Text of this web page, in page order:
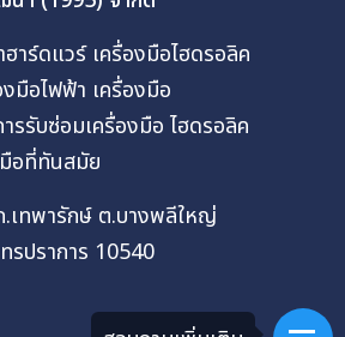
าร์ดแวร์ เครื่องมือไฮดรอลิค
มือไฟฟ้า เครื่องมือ
รรับซ่อมเครื่องมือ ไฮดรอลิค
อที่ทันสมัย
เทพารักษ์ ต.บางพลีใหญ่
รปราการ 10540